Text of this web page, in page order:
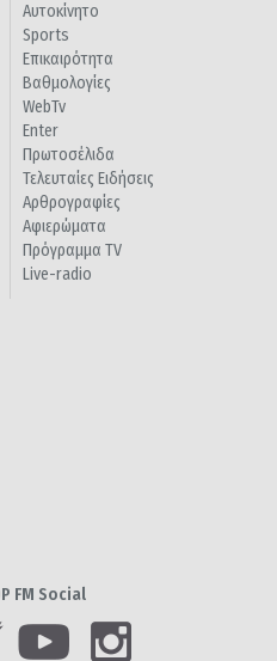
Αυτοκίνητο
Sports
Επικαιρότητα
Βαθμολογίες
WebTv
Enter
Πρωτοσέλιδα
Τελευταίες Ειδήσεις
Αρθρογραφίες
Αφιερώματα
Πρόγραμμα TV
Live-radio
FM Social